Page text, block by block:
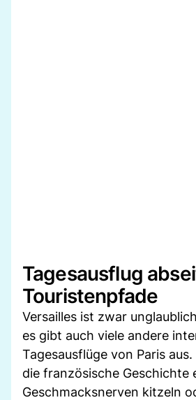
Tagesausflug
Touristenpfade
Versailles ist zwar
es gibt auch viele andere
Tagesausflüge von Paris aus.
die französische Geschichte
Geschmacksnerven kitzeln